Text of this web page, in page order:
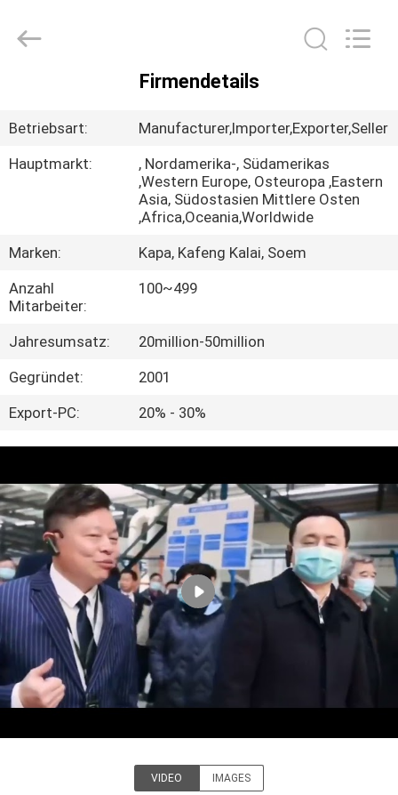
HAUSE
PRODUKTE
ÜBER
WERKSBESICHTIGUNG
QUALITÄTSKONTROLLE
KONTAKT
MIT
UNS
NEUIGKEITEN
SITEMAP
Technology
Co.,Ltd.
Firmendetails
Betriebsart:
Manufacturer,Importer,Exporter,Seller
Hauptmarkt:
, Nordamerika-, Südamerikas
,Western Europe, Osteuropa ,Eastern
Asia, Südostasien Mittlere Osten
,Africa,Oceania,Worldwide
Marken:
Kapa, Kafeng Kalai, Soem
Anzahl
Mitarbeiter:
100~499
Jahresumsatz:
20million-50million
Gegründet:
2001
Export-PC:
20% - 30%
VIDEO IMAGES